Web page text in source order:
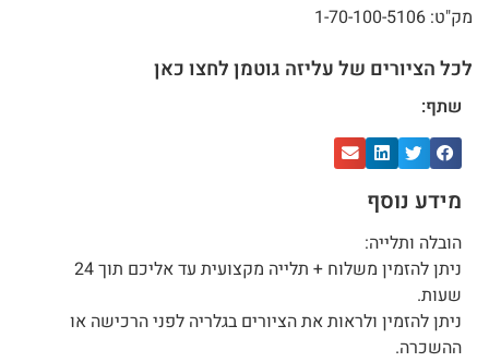
מק"ט: 1-70-100-5106
לכל הציורים של עליזה גוטמן לחצו כאן
שתף:
מידע נוסף
הובלה ותלייה:
ניתן להזמין משלוח + תלייה מקצועית עד אליכם תוך 24
שעות.
ניתן להזמין ולראות את הציורים בגלריה לפני הרכישה או
ההשכרה.